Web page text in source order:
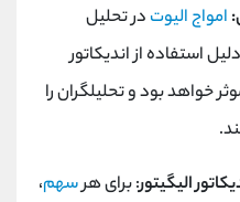
امواج الیوت در تحلیل
استفاده از اندیکاتور
خواهد بود و تحلیلگران را
: برای هرسهم،